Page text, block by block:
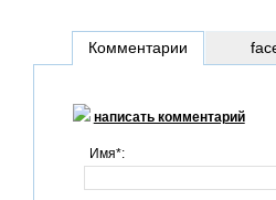
Комментарии
написать комментарий
Имя*: